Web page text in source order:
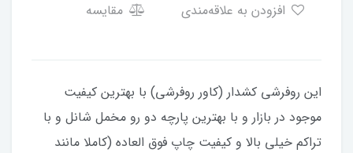
مقایسه
این روفرشی کشدار (کاور روفرشی) با بهترین کیفیت
موجود در بازار و با بهترین پارچه دو رو مخمل شانل و با
تراکم خیلی بالا و کیفیت چاپ فوق العاده (کاملا مانند